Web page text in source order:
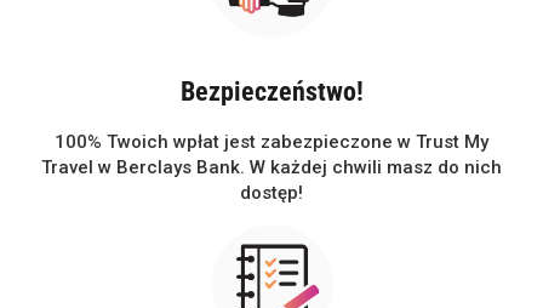
Bezpieczeństwo!
100% Twoich wpłat jest zabezpieczone w Trust My
Travel w Berclays Bank. W każdej chwili masz do nich
dostęp!